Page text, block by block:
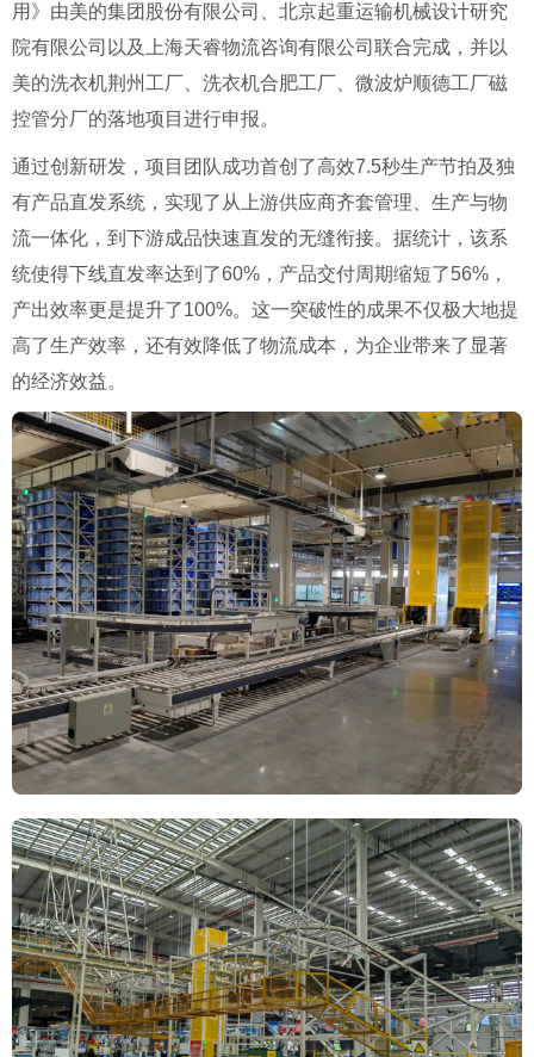
用》由美的集团股份有限公司、北京起重运输机械设计研究
院有限公司以及上海天睿物流咨询有限公司联合完成，并以
美的洗衣机荆州工厂、洗衣机合肥工厂、微波炉顺德工厂磁
控管分厂的落地项目进行申报。
通过创新研发，项目团队成功首创了高效7.5秒生产节拍及独
有产品直发系统，实现了从上游供应商齐套管理、生产与物
流一体化，到下游成品快速直发的无缝衔接。据统计，该系
统使得下线直发率达到了60%，产品交付周期缩短了56%，
产出效率更是提升了100%。这一突破性的成果不仅极大地提
高了生产效率，还有效降低了物流成本，为企业带来了显著
的经济效益。